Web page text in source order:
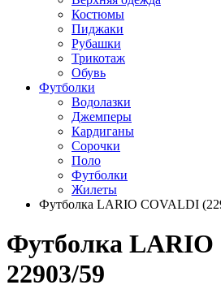
Костюмы
Пиджаки
Рубашки
Трикотаж
Обувь
Футболки
Водолазки
Джемперы
Кардиганы
Сорочки
Поло
Футболки
Жилеты
Футболка LARIO COVALDI
Футболка
22903/59